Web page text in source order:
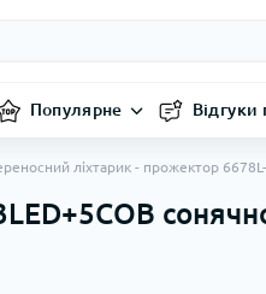
Популярне Відгуки
ліхтарик - прожектор